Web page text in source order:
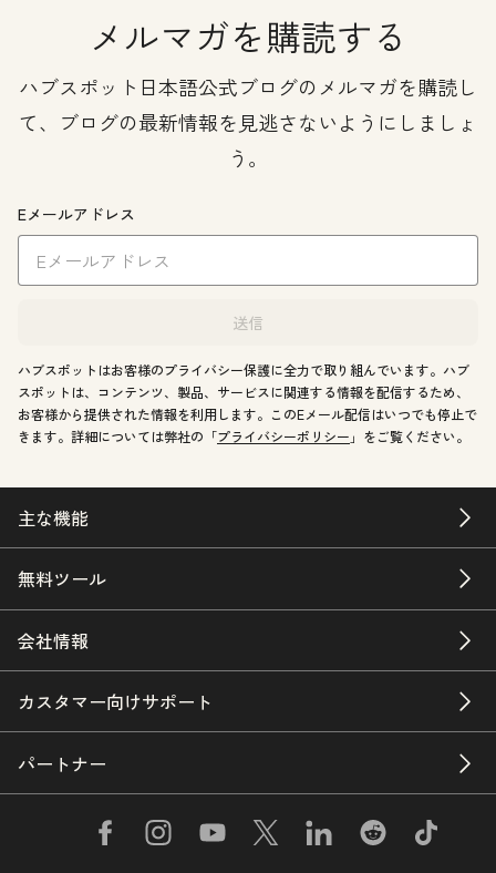
メルマガを購読する
ハブスポット日本語公式ブログのメルマガを購読し
て、ブログの最新情報を見逃さないようにしましょ
う。
Eメールアドレス
送信
ハブスポットはお客様のプライバシー保護に全力で取り組んでいます。ハブ
スポットは、コンテンツ、製品、サービスに関連する情報を配信するため、
お客様から提供された情報を利用します。このEメール配信はいつでも停止で
きます。詳細については弊社の「プライバシーポリシー 」をご覧ください。
主な機能
無料ツール
会社情報
カスタマー向けサポート
パートナー